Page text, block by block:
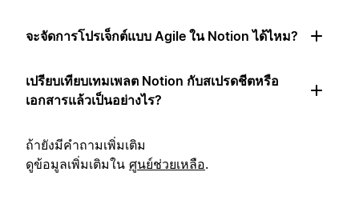
จะจัดการโปรเจ็กต์แบบ Agile ใน Notion ได้ไหม?
เปรียบเทียบเทมเพลต Notion กับสเปรดชีตหรือ
เอกสารแล้วเป็นอย่างไร?
ถ้ายังมีคำถามเพิ่มเติม
ดูข้อมูลเพิ่มเติมใน ศูนย์ช่วยเหลือ.